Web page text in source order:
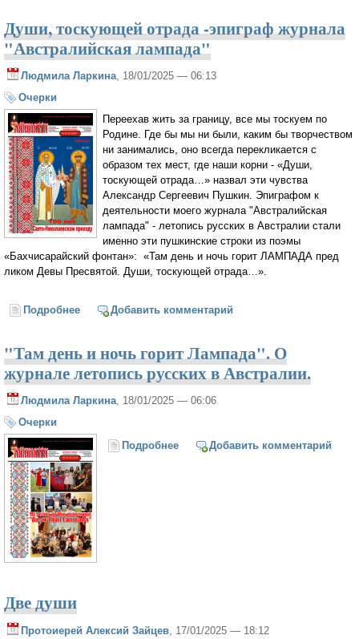
Души, тоскующей отрада -эпиграф журнала
"Австралийская лампада"
Людмила Ларкина, 18/01/2025 — 06:13
Очерки
Переехав жить за границу, все мы тоскуем по
Родине. Где бы мы ни были, каким бы творчеством
ни занимались, оно всегда перекликается с
образом тех мест, где наши корни - «Души,
тоскующей отрада…» назвал эти чувства
Александр Сергеевич Пушкин. Эпиграфом к
деятельности моего журнала "Австралийская
лампада" - летопись русских в Австралии стали
именно эти пушкинские строки из поэмы
«Бахчисарайский фонтан»: «Там день и ночь горит ЛАМПАДА пред
ликом Девы Пресвятой. Души, тоскующей отрада…».
Подробнее о Души, тоскующей отрада -эпиграф журнала
Добавить комментарий
"Там день и ночь горит Лампада". О
журнале летопись русских в Австралии.
Людмила Ларкина, 18/01/2025 — 06:06
Очерки
Подробнее о "Там день и ночь горит
Добавить комментарий
Две души
Протоиерей Алексий Зайцев , 17/01/2025 — 18:12